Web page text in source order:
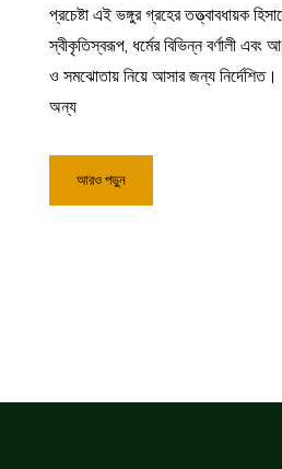
প্রচেষ্টা এই ভঙ্গুর গ্রহের তত্ত্বাবধায়ক
স্বীকৃতিস্বরূপ, ধর্মের বিভিন্ন বর্ণালী এবং
ও সমঝোতায় নিয়ে আসার জন্য নির্দেশিত।
অন্য
আরও পড়ুন